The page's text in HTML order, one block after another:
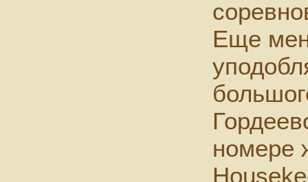
Еще
номере